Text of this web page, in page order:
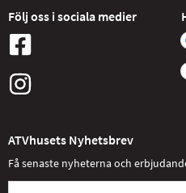
Följ oss i sociala medier
ATVhusets Nyhetsbrev
Få senaste nyheterna och